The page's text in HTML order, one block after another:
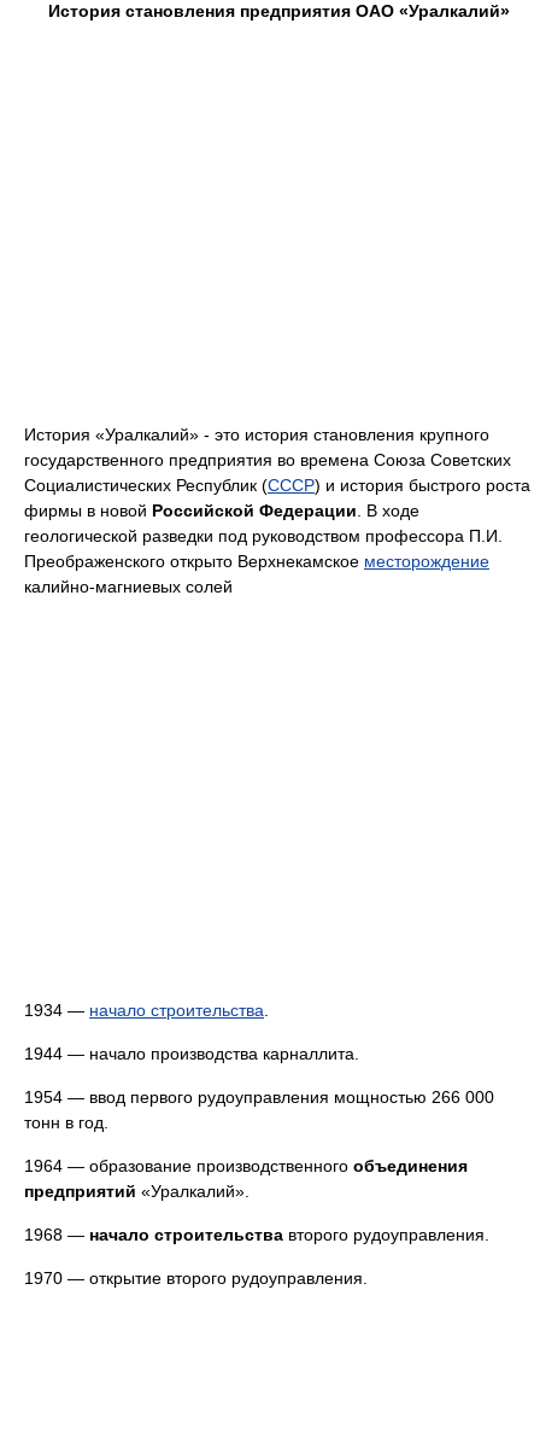
История становления предприятия ОАО «Уралкалий»
История «Уралкалий» - это история становления крупного
государственного предприятия во времена Союза Советских
Социалистических Республик (CCCP) и история быстрого роста
фирмы в новой Российской Федерации . В ходе
геологической разведки под руководством профессора П.И.
Преображенского открыто Верхнекамское месторождение
калийно-магниевых солей
1934 — начало строительства
1944 — начало производства карналлита.
1954 — ввод первого рудоуправления мощностью 266 000
тонн в год.
1964 — образование производственного объединения
предприятий «Уралкалий».
1968 — начало строительства второго рудоуправления.
1970 — открытие второго рудоуправления.